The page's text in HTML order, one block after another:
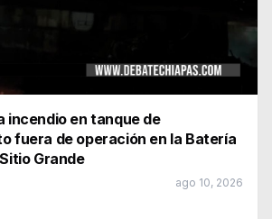
incendio en tanque de
fuera de operación en la Batería
Grande
ago 10, 2026